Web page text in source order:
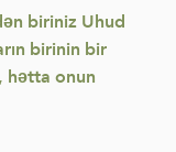
biriniz Uhud
birinin bir
hətta onun